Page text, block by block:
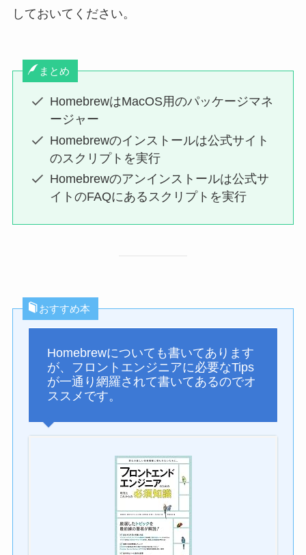
しておいてください。
まとめ
HomebrewはMacOS用のパッケージマネ
ージャー
Homebrewのインストールは公式サイト
のスクリプトを実行
Homebrewのアンインストールは公式サ
イトのFAQにあるスクリプトを実行
おすすめ本
Homebrewについても書いてあります
が、フロントエンジニアに必要なTips
が一通り網羅されて書いてあるのでオ
ススメです。